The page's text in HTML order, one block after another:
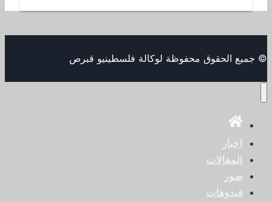
© جميع الحقوق محفوظة لوكالة فلسطينيو قبرص
اخبار
المقالات
صور
فيدوهات